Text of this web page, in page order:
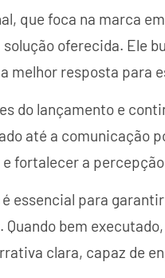
que foca na marca
oferecida. Ele
melhor resposta para
do lançamento e
até a comunicação
fortalecer a
essencial para
bem
clara, capaz de